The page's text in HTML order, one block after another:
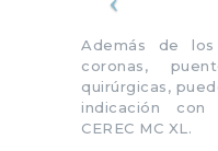
Además de los
coronas,
quirúrgicas,
indicación
CEREC MC XL.